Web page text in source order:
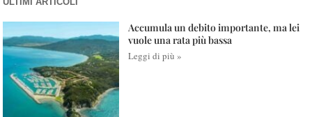
Accumula un debito importante, ma lei
vuole una rata più bassa
Leggi di più »